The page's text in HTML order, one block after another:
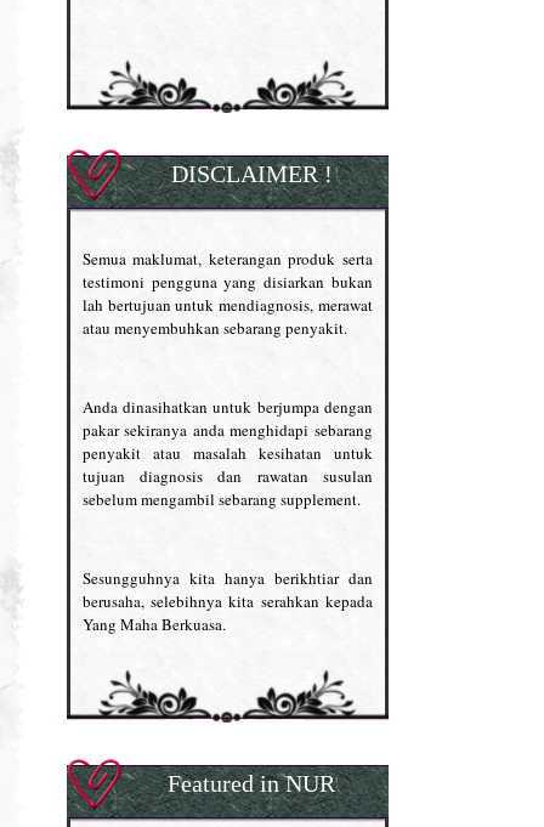
DISCLAIMER !
Semua maklumat, keterangan produk serta
testimoni pengguna yang disiarkan bukan
lah bertujuan untuk mendiagnosis, merawat
atau menyembuhkan sebarang penyakit.
Anda dinasihatkan untuk berjumpa dengan
pakar sekiranya anda menghidapi sebarang
penyakit atau masalah kesihatan untuk
tujuan diagnosis dan rawatan susulan
sebelum mengambil sebarang supplement.
Sesungguhnya kita hanya berikhtiar dan
berusaha, selebihnya kita serahkan kepada
Yang Maha Berkuasa.
Featured in NUR